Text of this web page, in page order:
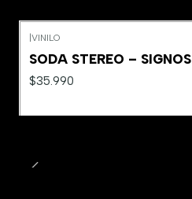
VINILO
SODA STEREO – SIGNOS
$35.990